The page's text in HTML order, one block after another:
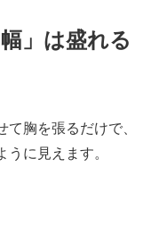
」は盛れる
胸を張るだけで、
に見えます。